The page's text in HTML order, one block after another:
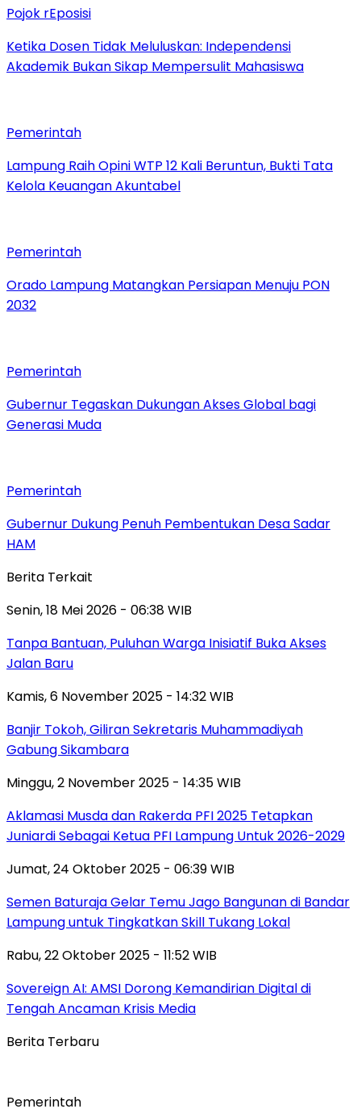
Pojok rEposisi
Ketika Dosen Tidak Meluluskan: Independensi
Akademik Bukan Sikap Mempersulit Mahasiswa
Pemerintah
Lampung Raih Opini WTP 12 Kali Beruntun, Bukti Tata
Kelola Keuangan Akuntabel
Pemerintah
Orado Lampung Matangkan Persiapan Menuju PON
2032
Pemerintah
Gubernur Tegaskan Dukungan Akses Global bagi
Generasi Muda
Pemerintah
Gubernur Dukung Penuh Pembentukan Desa Sadar
HAM
Berita Terkait
Senin, 18 Mei 2026 - 06:38 WIB
Tanpa Bantuan, Puluhan Warga Inisiatif Buka Akses
Jalan Baru
Kamis, 6 November 2025 - 14:32 WIB
Banjir Tokoh, Giliran Sekretaris Muhammadiyah
Gabung Sikambara
Minggu, 2 November 2025 - 14:35 WIB
Aklamasi Musda dan Rakerda PFI 2025 Tetapkan
Juniardi Sebagai Ketua PFI Lampung Untuk 2026-2029
Jumat, 24 Oktober 2025 - 06:39 WIB
Semen Baturaja Gelar Temu Jago Bangunan di Bandar
Lampung untuk Tingkatkan Skill Tukang Lokal
Rabu, 22 Oktober 2025 - 11:52 WIB
Sovereign AI: AMSI Dorong Kemandirian Digital di
Tengah Ancaman Krisis Media
Berita Terbaru
Pemerintah